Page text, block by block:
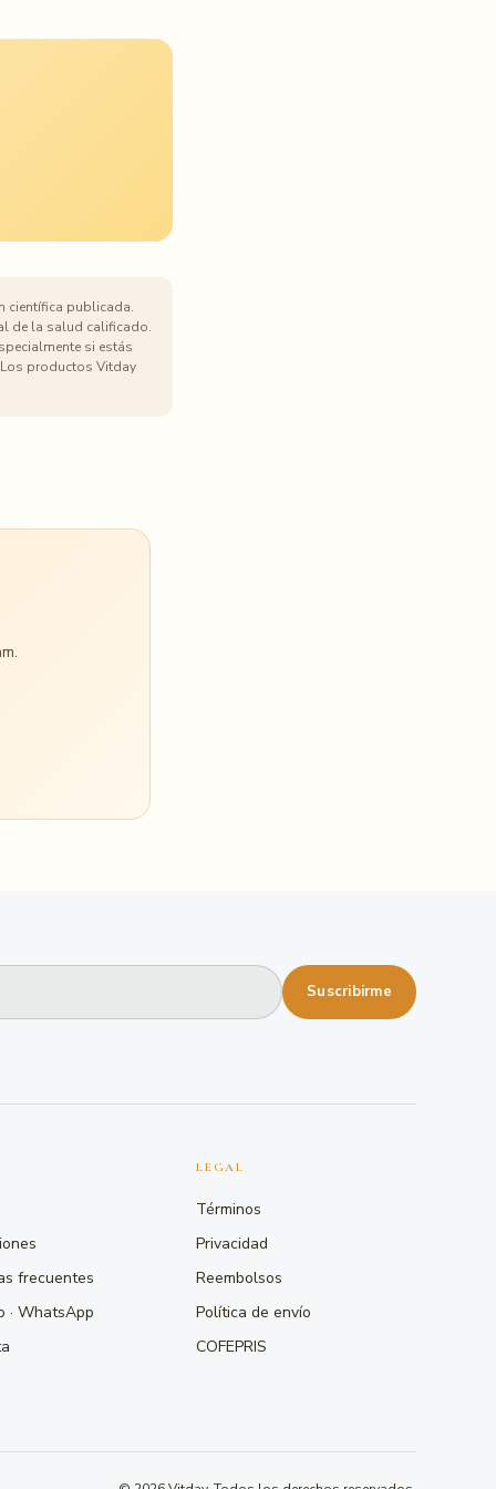
científica publicada.
de la salud calificado.
si estás
productos Vitday
Suscribirme
frecuentes
· WhatsApp
LEGAL
Términos
Privacidad
Reembolsos
Política de envío
COFEPRIS